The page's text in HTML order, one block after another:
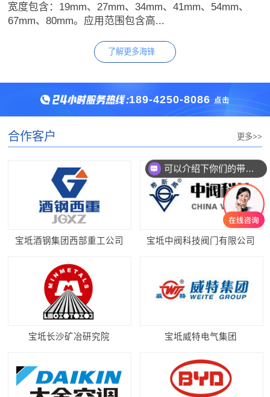
宽度包含：19mm、27mm、34mm、41mm、54mm、
67mm、80mm。应用范围包含高...
了解更多海锋
189-4250-8086点击
更多>>
合作客户
宝坻酒钢集团西部重工公司 宝坻中阀科技阀门有限公司
宝坻长沙矿冶研究院 宝坻威特电气集团
你们带锯条价格怎么样？